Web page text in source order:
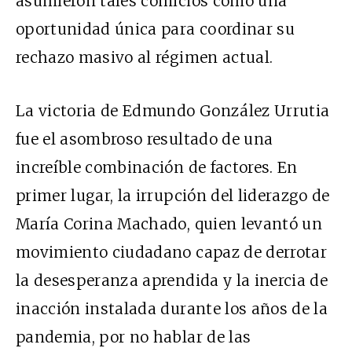
oportunidad única para coordinar su
rechazo masivo al régimen actual.
La victoria de Edmundo González Urrutia
fue el asombroso resultado de una
increíble combinación de factores. En
primer lugar, la irrupción del liderazgo de
María Corina Machado, quien levantó un
movimiento ciudadano capaz de derrotar
la desesperanza aprendida y la inercia de
inacción instalada durante los años de la
pandemia, por no hablar de las